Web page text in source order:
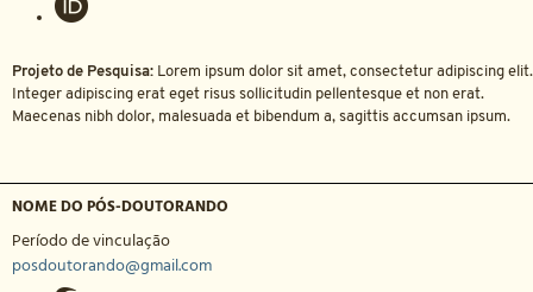
Projeto de Pesquisa: Lorem ipsum dolor sit amet, consectetur adipiscing elit.
Integer adipiscing erat eget risus sollicitudin pellentesque et non erat.
Maecenas nibh dolor, malesuada et bibendum a, sagittis accumsan ipsum.
NOME DO PÓS-DOUTORANDO
Período de vinculação
posdoutorando@gmail.com